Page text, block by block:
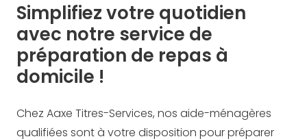
Simplifiez votre quotidien
avec notre service de
préparation de repas à
domicile !
Chez Aaxe Titres-Services, nos aide-ménagères
qualifiées sont à votre disposition pour préparer